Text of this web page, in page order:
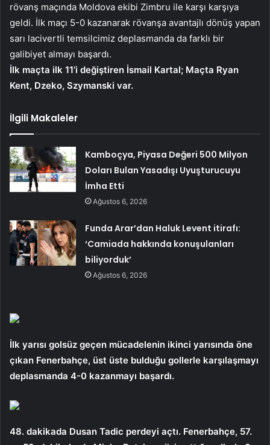
rövanş maçında Moldova ekibi Zimbru ile karşı karşıya
geldi. İlk maçı 5-0 kazanarak rövanşa avantajlı dönüş yapan
sarı lacivertli temsilcimiz deplasmanda da farklı bir
galibiyet almayı başardı.
İlk maçta ilk 11’i değiştiren İsmail Kartal; Maçta Ryan
Kent, Dzeko, Szymanski var.
İlgili Makaleler
Kamboçya, Piyasa Değeri 500 Milyon
Doları Bulan Yasadışı Uyuşturucuyu
İmha Etti
Ağustos 6, 2026
Funda Arar’dan Haluk Levent itirafı:
‘Camiada hakkında konuşulanları
biliyorduk’
Ağustos 6, 2026
İlk yarısı golsüz geçen mücadelenin ikinci yarısında öne
çıkan Fenerbahçe, üst üste bulduğu gollerle karşılaşmayı
deplasmanda 4-0 kazanmayı başardı.
48. dakikada Dusan Tadic perdeyi açtı. Fenerbahçe, 57.